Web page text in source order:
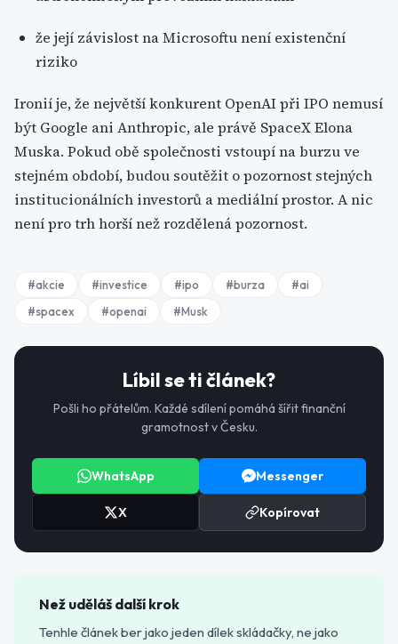
že její závislost na Microsoftu není existenční
riziko
Ironií je, že největší konkurent OpenAI při IPO nemusí
být Google ani Anthropic, ale právě SpaceX Elona
Muska. Pokud obě společnosti vstoupí na burzu ve
stejném období, budou soutěžit o pozornost stejných
institucionálních investorů a mediální prostor. A nic
není pro trh horší než rozdělená pozornost.
#akcie #investice #ipo #burza #ai
#spacex #openai #Musk
Líbil se ti článek?
Pošli ho přátelům. Každé sdílení pomáhá šířit finanční
gramotnost v Česku.
WhatsApp Messenger
X Kopírovat
Než uděláš další krok
Tenhle článek ber jako jeden dílek skládačky, ne jako